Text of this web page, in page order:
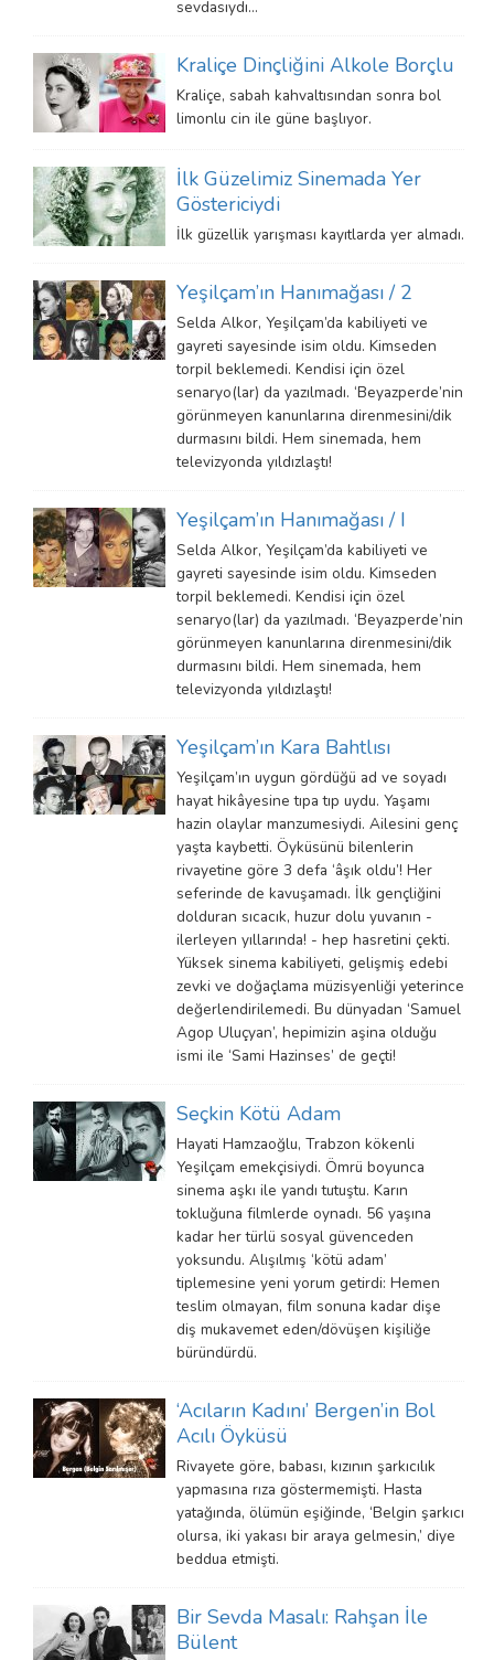
sevdasıydı…
Kraliçe Dinçliğini Alkole Borçlu
Kraliçe, sabah kahvaltısından sonra bol
limonlu cin ile güne başlıyor.
İlk Güzelimiz Sinemada Yer
Göstericiydi
İlk güzellik yarışması kayıtlarda yer almadı.
Yeşilçam’ın Hanımağası / 2
Selda Alkor, Yeşilçam’da kabiliyeti ve
gayreti sayesinde isim oldu. Kimseden
torpil beklemedi. Kendisi için özel
senaryo(lar) da yazılmadı. ‘Beyazperde’nin
görünmeyen kanunlarına direnmesini/dik
durmasını bildi. Hem sinemada, hem
televizyonda yıldızlaştı!
Yeşilçam’ın Hanımağası / I
Selda Alkor, Yeşilçam’da kabiliyeti ve
gayreti sayesinde isim oldu. Kimseden
torpil beklemedi. Kendisi için özel
senaryo(lar) da yazılmadı. ‘Beyazperde’nin
görünmeyen kanunlarına direnmesini/dik
durmasını bildi. Hem sinemada, hem
televizyonda yıldızlaştı!
Yeşilçam’ın Kara Bahtlısı
Yeşilçam’ın uygun gördüğü ad ve soyadı
hayat hikâyesine tıpa tıp uydu. Yaşamı
hazin olaylar manzumesiydi. Ailesini genç
yaşta kaybetti. Öyküsünü bilenlerin
rivayetine göre 3 defa ‘âşık oldu’! Her
seferinde de kavuşamadı. İlk gençliğini
dolduran sıcacık, huzur dolu yuvanın -
ilerleyen yıllarında! - hep hasretini çekti.
Yüksek sinema kabiliyeti, gelişmiş edebi
zevki ve doğaçlama müzisyenliği yeterince
değerlendirilemedi. Bu dünyadan ‘Samuel
Agop Uluçyan’, hepimizin aşina olduğu
ismi ile ‘Sami Hazinses’ de geçti!
Seçkin Kötü Adam
Hayati Hamzaoğlu, Trabzon kökenli
Yeşilçam emekçisiydi. Ömrü boyunca
sinema aşkı ile yandı tutuştu. Karın
tokluğuna filmlerde oynadı. 56 yaşına
kadar her türlü sosyal güvenceden
yoksundu. Alışılmış ‘kötü adam’
tiplemesine yeni yorum getirdi: Hemen
teslim olmayan, film sonuna kadar dişe
diş mukavemet eden/dövüşen kişiliğe
büründürdü.
‘Acıların Kadını’ Bergen’in Bol
Acılı Öyküsü
Rivayete göre, babası, kızının şarkıcılık
yapmasına rıza göstermemişti. Hasta
yatağında, ölümün eşiğinde, ‘Belgin şarkıcı
olursa, iki yakası bir araya gelmesin,’ diye
beddua etmişti.
Bir Sevda Masalı: Rahşan İle
Bülent